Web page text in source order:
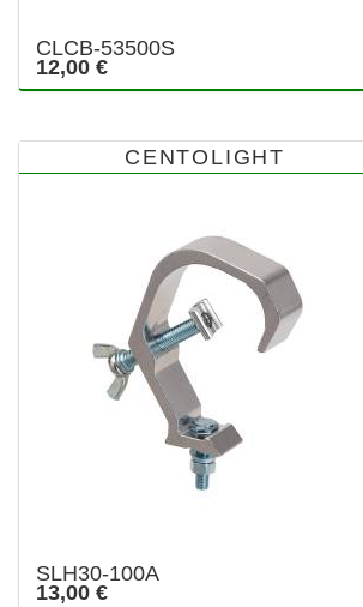
CLCB-53500S
12,00 €
CENTOLIGHT
SLH30-100A
13,00 €